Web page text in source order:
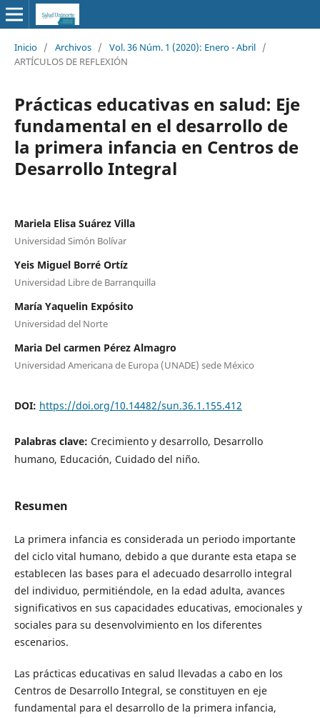
Inicio / Archivos / Vol. 36 Núm. 1 (2020): Enero - Abril /
ARTÍCULOS DE REFLEXIÓN
Prácticas educativas en salud: Eje
fundamental en el desarrollo de
la primera infancia en Centros de
Desarrollo Integral
Mariela Elisa Suárez Villa
Universidad Simón Bolívar
Yeis Miguel Borré Ortíz
Universidad Libre de Barranquilla
María Yaquelin Expósito
Universidad del Norte
Maria Del carmen Pérez Almagro
Universidad Americana de Europa (UNADE) sede México
DOI: https://doi.org/10.14482/sun.36.1.155.412
Palabras clave: Crecimiento y desarrollo, Desarrollo
humano, Educación, Cuidado del niño.
Resumen
La primera infancia es considerada un periodo importante
del ciclo vital humano, debido a que durante esta etapa se
establecen las bases para el adecuado desarrollo integral
del individuo, permitiéndole, en la edad adulta, avances
significativos en sus capacidades educativas, emocionales y
sociales para su desenvolvimiento en los diferentes
escenarios.
Las prácticas educativas en salud llevadas a cabo en los
Centros de Desarrollo Integral, se constituyen en eje
fundamental para el desarrollo de la primera infancia,